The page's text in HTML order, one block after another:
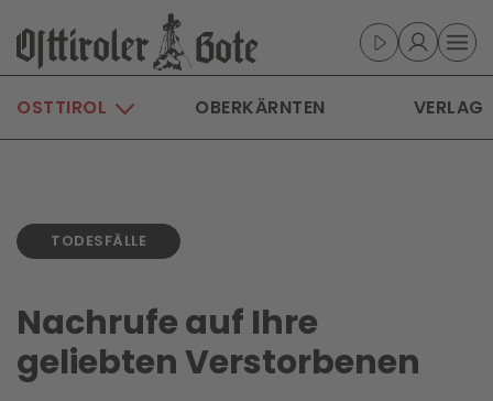
Skip to main content
OSTTIROL OBERKÄRNTEN VERLAG
TODESFÄLLE
Nachrufe auf Ihre
geliebten Verstorbenen